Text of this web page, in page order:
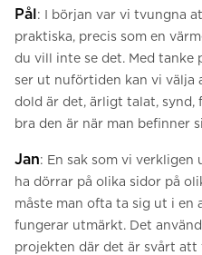
Pål: I början var vi tvungna
praktiska, precis som en
du vill inte se det. Med
ser ut nuförtiden kan vi välja
dold är det, ärligt talat, synd,
bra den är när man befinner
Jan: En sak som vi
ha dörrar på olika sidor på
måste man ofta ta sig ut i en
fungerar utmärkt. Det
projekten där det är svårt att